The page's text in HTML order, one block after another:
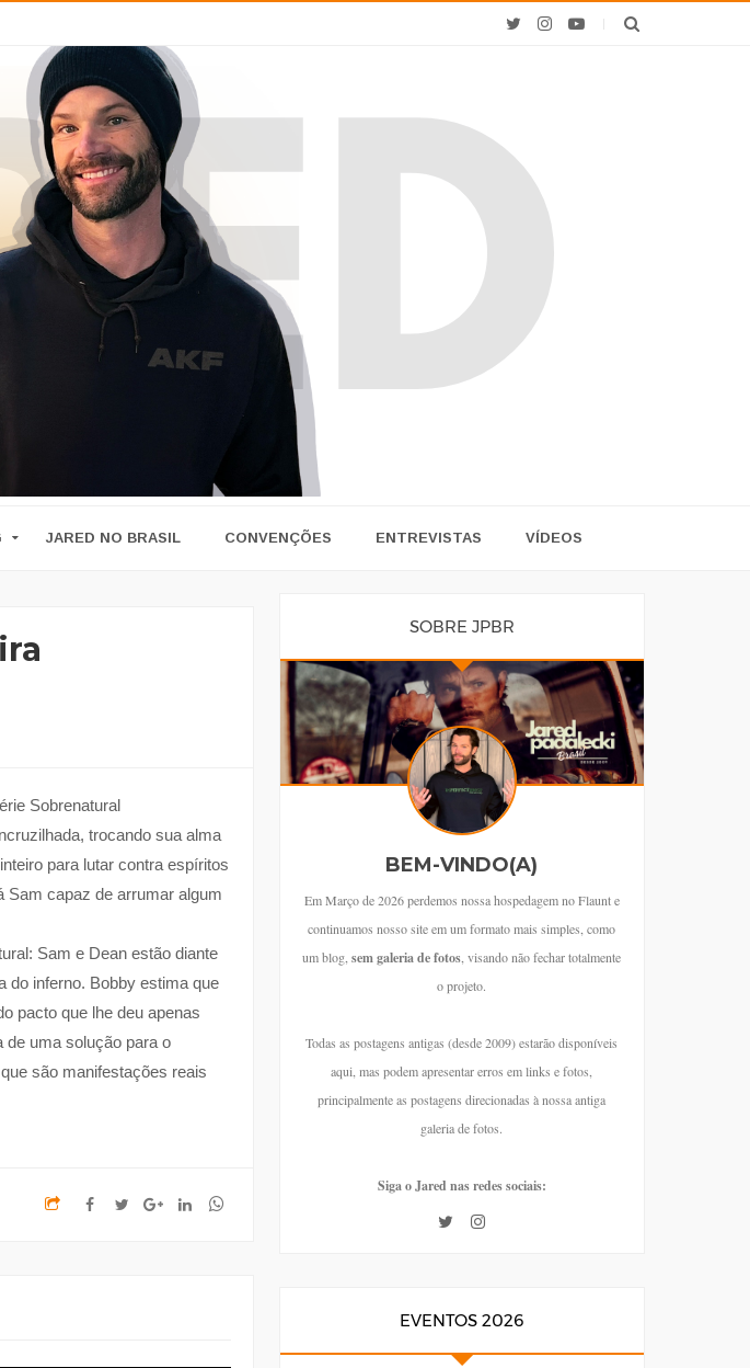
JARED NO BRASIL CONVENÇÕES ENTREVISTAS VÍDEOS
Sobrenatural
trocando sua alma
para lutar contra espíritos
Sam capaz de arrumar algum
Sam e Dean estão diante
do inferno. Bobby estima que
pacto que lhe deu apenas
de uma solução para o
são manifestações reais
SOBRE JPBR
BEM-VINDO(A)
Em Março de 2026 perdemos nossa hospedagem no Flaunt e
continuamos nosso site em um formato mais simples, como
um blog,sem galeria de fotos, visando não fechar totalmente
o projeto.
Todas as postagens antigas (desde 2009) estarão disponíveis
aqui, mas podem apresentar erros em links e fotos,
principalmente as postagens direcionadas à nossa antiga
galeria de fotos.
Siga o Jared nas redes sociais:
EVENTOS 2026